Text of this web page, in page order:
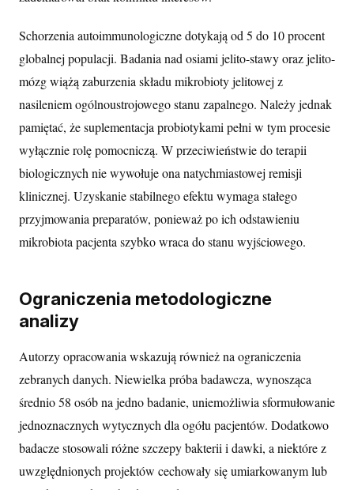
Schorzenia autoimmunologiczne dotykają od 5 do 10 procent
globalnej populacji. Badania nad osiami jelito-stawy oraz jelito-
mózg wiążą zaburzenia składu mikrobioty jelitowej z
nasileniem ogólnoustrojowego stanu zapalnego. Należy jednak
pamiętać, że suplementacja probiotykami pełni w tym procesie
wyłącznie rolę pomocniczą. W przeciwieństwie do terapii
biologicznych nie wywołuje ona natychmiastowej remisji
klinicznej. Uzyskanie stabilnego efektu wymaga stałego
przyjmowania preparatów, ponieważ po ich odstawieniu
mikrobiota pacjenta szybko wraca do stanu wyjściowego.
Ograniczenia metodologiczne
analizy
Autorzy opracowania wskazują również na ograniczenia
zebranych danych. Niewielka próba badawcza, wynosząca
średnio 58 osób na jedno badanie, uniemożliwia sformułowanie
jednoznacznych wytycznych dla ogółu pacjentów. Dodatkowo
badacze stosowali różne szczepy bakterii i dawki, a niektóre z
uwzględnionych projektów cechowały się umiarkowanym lub